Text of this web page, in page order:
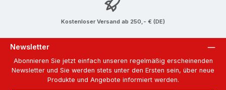
Kostenloser Versand ab 250,- € (DE)
Newsletter
Abonnieren Sie jetzt einfach unseren regelmäßig erscheinenden
Newsletter und Sie werden stets unter den Ersten sein, über neue
Produkte und Angebote informiert werden.